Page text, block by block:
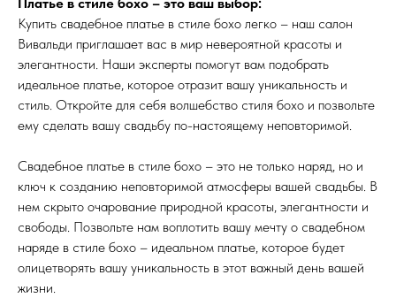
Купить свадебное платье в стиле бохо легко – наш салон
Вивальди приглашает вас в мир невероятной красоты и
элегантности. Наши эксперты помогут вам подобрать
идеальное платье, которое отразит вашу уникальность и
стиль. Откройте для себя волшебство стиля бохо и позвольте
ему сделать вашу свадьбу по-настоящему неповторимой.
Свадебное платье в стиле бохо – это не только наряд, но и
ключ к созданию неповторимой атмосферы вашей свадьбы. В
нем скрыто очарование природной красоты, элегантности и
свободы. Позвольте нам воплотить вашу мечту о свадебном
наряде в стиле бохо – идеальном платье, которое будет
олицетворять вашу уникальность в этот важный день вашей
жизни.